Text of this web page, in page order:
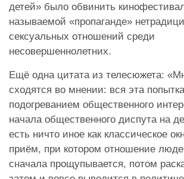
детей» было обвинить
называемой «пропаганде»
сексуальных отношений среди
несовершеннолетних.
Ещё одна цитата из телесюжета:
сходятся во мнении: вся эта
подогреванием общественного
начала общественного диспута на
есть ничто иное как классическое
приём, при котором отношение
сначала прощупывается, потом